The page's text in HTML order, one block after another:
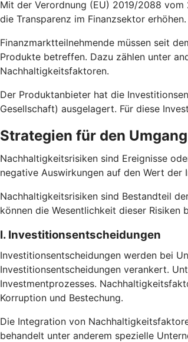
Mit der Verordnung (EU) 2019/2088 vom
die Transparenz im Finanzsektor erhöhen.
Finanzmarktteilnehmende müssen seit
Produkte betreffen. Dazu zählen unter
Nachhaltigkeitsfaktoren.
Der Produktanbieter hat die
Gesellschaft) ausgelagert. Für diese
Strategien für den
Nachhaltigkeitsrisiken sind Ereignisse
negative Auswirkungen auf den Wert
Nachhaltigkeitsrisiken sind Bestandteil
können die Wesentlichkeit dieser Risiken
I. Investitionsentscheidungen
Investitionsentscheidungen werden bei
Investitionsentscheidungen verankert.
Investmentprozesses.
Korruption und Bestechung.
Die Integration von
behandelt unter anderem spezielle